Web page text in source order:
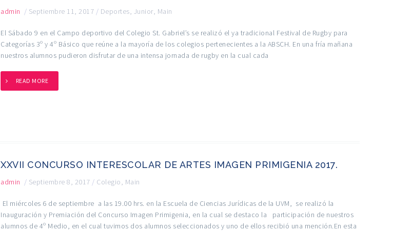
admin / Septiembre 11, 2017 / Deportes Junior Main
El Sábado 9 en el Campo deportivo del Colegio St. Gabriel’s se realizó el ya tradicional Festival de Rugby para
Categorías 3º y 4º Básico que reúne a la mayoría de los colegios pertenecientes a la ABSCH. En una fría mañana
nuestros alumnos pudieron disfrutar de una intensa jornada de rugby en la cual cada
READ MORE
XXVII CONCURSO INTERESCOLAR DE ARTES IMAGEN PRIMIGENIA 2017.
admin / Septiembre 8, 2017 / Colegio, Main
El miércoles 6 de septiembre a las 19.00 hrs. en la Escuela de Ciencias Jurídicas de la UVM, se realizó la
Inauguración y Premiación del Concurso Imagen Primigenia, en la cual se destaco la participación de nuestros
alumnos de 4º Medio, en el cual tuvimos dos alumnos seleccionados y uno de ellos recibió una mención.En esta